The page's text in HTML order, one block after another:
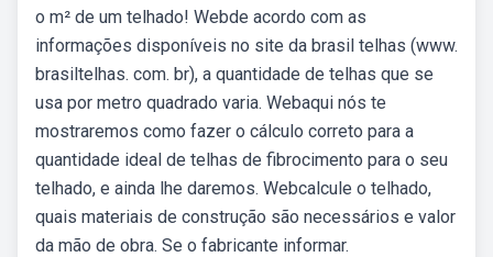
o m² de um telhado! Webde acordo com as
informações disponíveis no site da brasil telhas (www.
brasiltelhas. com. br), a quantidade de telhas que se
usa por metro quadrado varia. Webaqui nós te
mostraremos como fazer o cálculo correto para a
quantidade ideal de telhas de fibrocimento para o seu
telhado, e ainda lhe daremos. Webcalcule o telhado,
quais materiais de construção são necessários e valor
da mão de obra. Se o fabricante informar.